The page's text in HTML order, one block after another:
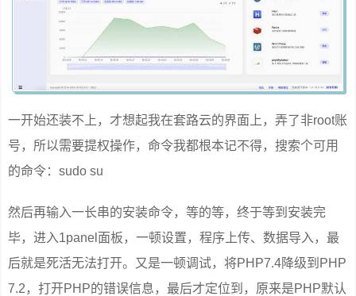
一开始还装不上，才想起我在套路云的界面上，弄了非root账
号，所以需要提权操作，命令我都根本记不得，搜索个可用
的命令：sudo su
然后再输入一长串的安装命令，等的等，终于等到安装完
毕，进入1panel面板，一顿设置，程序上传、数据导入，最
后就是死活无法打开。又是一顿调试，将PHP7.4降级到PHP
7.2，打开PHP的错误信息，最后才定位到，原来是PHP默认